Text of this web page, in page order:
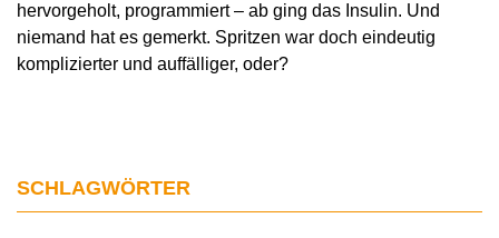
hervorgeholt, programmiert – ab ging das Insulin. Und
niemand hat es gemerkt. Spritzen war doch eindeutig
komplizierter und auffälliger, oder?
SCHLAGWÖRTER